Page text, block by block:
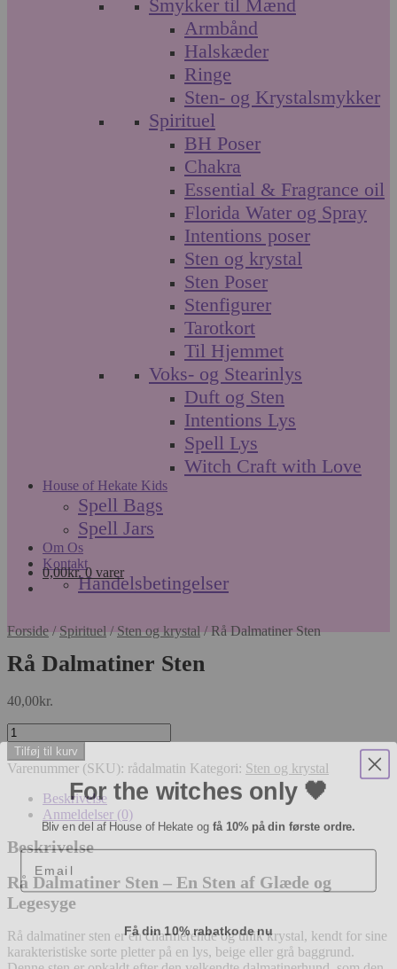
Smykker til Mænd
Armbånd
Halskæder
Ringe
Sten- og Krystalsmykker
Spirituel
BH Poser
Chakra
Essential & Fragrance oil
Florida Water og Spray
Intentions poser
Sten og krystal
Sten Poser
Stenfigurer
Tarotkort
Til Hjemmet
Voks- og Stearinlys
Duft og Sten
Intentions Lys
Spell Lys
Witch Craft with Love
House of Hekate Kids
Spell Bags
Spell Jars
Om Os
Kontakt
Handelsbetingelser
0,00kr. 0 varer
Forside/Spirituel/Sten og krystal/Rå Dalmatiner Sten
Rå Dalmatiner Sten
40,00kr.
Rå
Dalmatiner
Sten
antal
Tilføj til kurv
Varenummer (SKU): rådalmatin Kategori: Sten og krystal
Beskrivelse
Anmeldelser (0)
Beskrivelse
Rå Dalmatiner Sten – En Sten af Glæde og
Legesyge
Rå dalmatiner sten er en charmerende og unik krystal, kendt for sine
karakteristiske sorte pletter på en lys, beige eller grå baggrund.
For the witches only 🖤
Bliv en del af House of Hekate og
Email